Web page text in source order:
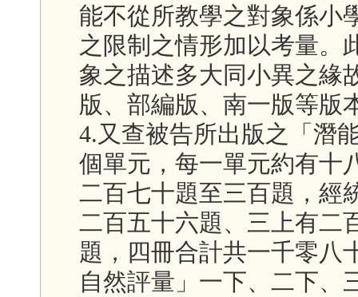
能不從所教學之對象係小
之限制之情形加以考量。
象之描述多大同小異之緣
版、部編版、南一版等版
4.又查被告所出版之「潛
個單元，每一單元約有十
二百七十題至三百題，經
二百五十六題、三上有二
題，四冊合計共一千零八
自然評量」一下、二下、